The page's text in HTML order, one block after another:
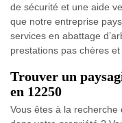
de sécurité et une aide
que notre entreprise
services en abattage
prestations pas chères
Trouver un
en 12250
Vous êtes à la